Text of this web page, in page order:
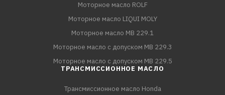
Моторное масло ROLF
Моторное масло LIQUI MOLY
Моторное масло MB 229.1
Моторное масло с допуском MB 229.3
Моторное масло с допуском MB 229.5
ТРАНСМИССИОННОЕ МАСЛО
Трансмиссионное масло Honda